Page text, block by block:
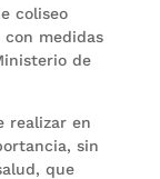
coliseo
medidas
de
realizar en
sin
que